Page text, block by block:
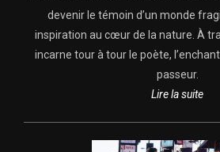
devenir le témoin d’un monde
inspiration au cœur de la nature. À
incarne tour à tour le poète,
passeur.
Lire la suite